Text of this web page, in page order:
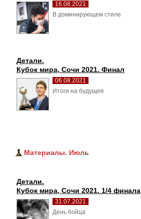
16.08.2021
В доминирующем стиле
Детали.
Кубок мира, Сочи 2021. Финал
06.08.2021
Итоги на будущее
Материалы. Июль
Детали.
Кубок мира, Сочи 2021. 1/4 финала
31.07.2021
День бойца